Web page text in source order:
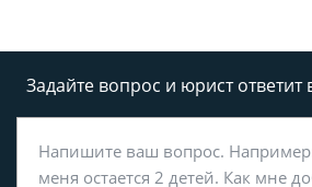
Задайте вопрос и юрист ответит